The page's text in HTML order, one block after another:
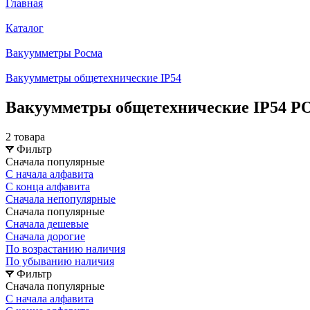
Главная
Каталог
Вакуумметры Росма
Вакуумметры общетехнические IP54
Вакуумметры общетехнические IP54
2 товара
Фильтр
Сначала популярные
С начала алфавита
С конца алфавита
Сначала непопулярные
Сначала популярные
Сначала дешевые
Сначала дорогие
По возрастанию наличия
По убыванию наличия
Фильтр
Сначала популярные
С начала алфавита